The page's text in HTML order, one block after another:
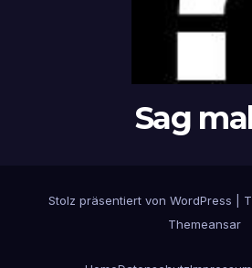
Sag
Stolz präsentiert von WordPress
Themeansar